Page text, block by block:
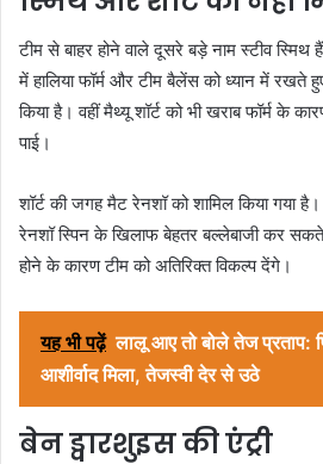
टीम से बाहर होने वाले दूसरे बड़े नाम स्टीव
में हालिया फॉर्म और टीम बैलेंस को ध्यान में रखते
किया है। वहीं मैथ्यू शॉर्ट को भी खराब फॉर्म के
पाई।
शॉर्ट की जगह मैट रेनशॉ को शामिल किया गया
रेनशॉ स्पिन के खिलाफ बेहतर बल्लेबाजी कर
होने के कारण टीम को अतिरिक्त विकल्प देंगे।
यह भी पढ़ें लालू आए तो बोले तेज प्रताप:
आशीर्वाद मिला, तेजस्वी देर से उठे
बेन ड्वारशुइस की एंट्री